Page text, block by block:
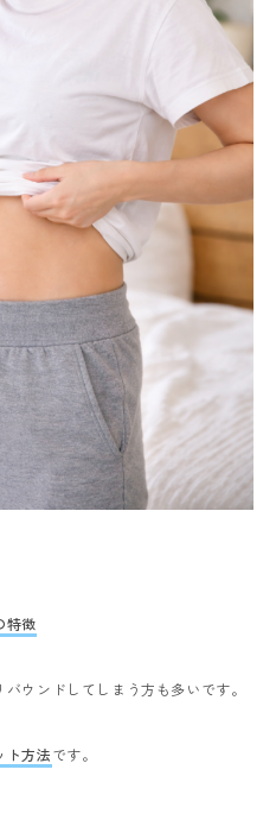
特徴
ウンドしてしまう方も多いです。
ト方法です。